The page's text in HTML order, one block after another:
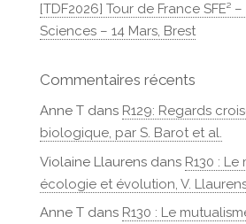
[TDF2026] Tour de France SFE²
Sciences – 14 Mars, Brest
Commentaires récents
Anne Tdans R129: Regards
biologique, par S. Barot et al.
Violaine Llaurensdans R130 :
écologie et évolution, V.
Anne Tdans R130 : Le